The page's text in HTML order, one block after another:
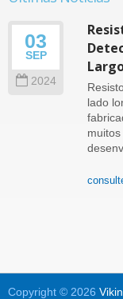
03
SEP
2024
lado
Copyright © 2026